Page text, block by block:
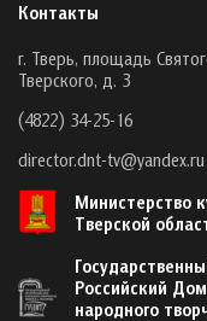
Контакты
г. Тверь, площадь
Тверского, д. 3
(4822) 34-25-16
director.dnt-tv@yandex.ru
Министерство
Тверской
Российский Дом
народного